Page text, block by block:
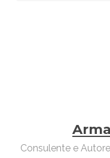
Consulente e